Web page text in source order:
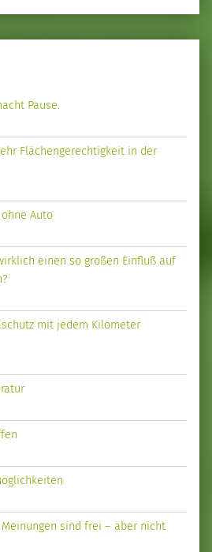
Pause.
Flächengerechtigkeit in der
Auto
einen so großen Einfluß auf
mit jedem Kilometer
Meinungen sind frei – aber nicht